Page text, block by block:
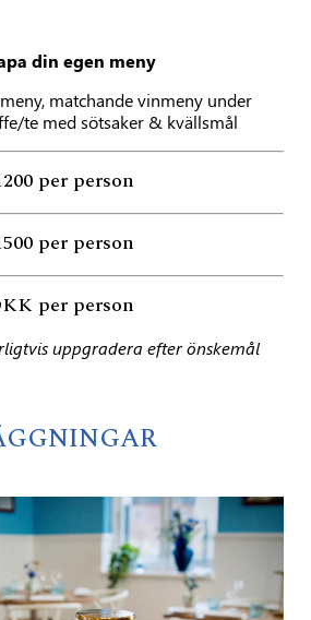
din egen meny
matchande vinmeny under
te med sötsaker & kvällsmål
per person
per person
per person
uppgradera efter önskemål